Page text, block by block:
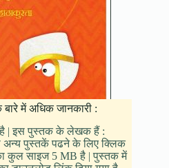
में अधिक जानकारी :
है | इस पुस्तक के लेखक हैं :
अन्य पुस्तकें पढने के लिए क्लिक
कुल साइज 5 MB है | पुस्तक में